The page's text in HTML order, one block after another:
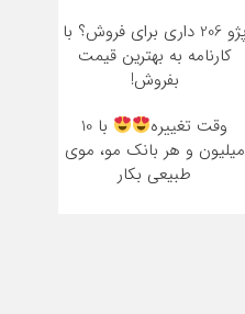
پژو 206 داری برای فروش؟ با
کارنامه به بهترین قیمت
بفروش!
وقت تغییره
با 10
میلیون و هر بانک مو، موی
طبیعی بکار